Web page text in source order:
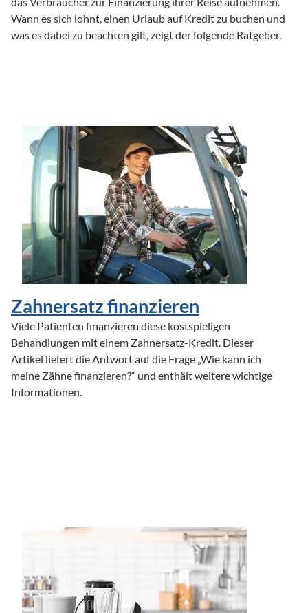
Wann es sich lohnt, einen Urlaub auf Kredit zu buchen und
was es dabei zu beachten gilt, zeigt der folgende Ratgeber.
Zahnersatz finanzieren
Viele Patienten finanzieren diese kostspieligen
Behandlungen mit einem Zahnersatz-Kredit. Dieser
Artikel liefert die Antwort auf die Frage „Wie kann ich
meine Zähne finanzieren?“ und enthält weitere wichtige
Informationen.